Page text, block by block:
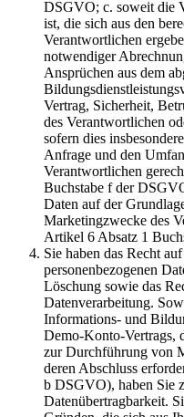
DSGVO; c. soweit die
ist, die sich aus den
Verantwortlichen
notwendiger
Ansprüchen aus dem
Vertrag, Sicherheit,
des Verantwortlichen
sofern dies
Anfrage und den
Verantwortlichen
Buchstabe f der
Daten auf der
Marketingzwecke des
Artikel 6 Absatz 1
Sie haben das Recht
personenbezogenen
Löschung sowie das
Datenverarbeitung.
Informations- und
Demo-Konto-Vertrags,
zur Durchführung von
deren Abschluss
b DSGVO), haben Sie
Datenübertragbarkeit.